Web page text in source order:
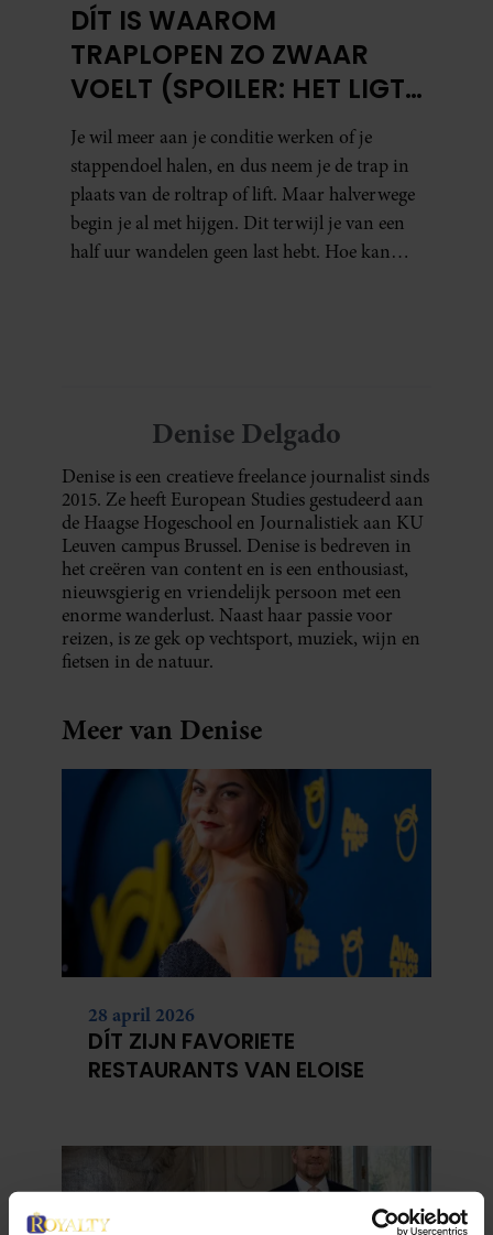
DÍT IS WAAROM
TRAPLOPEN ZO ZWAAR
VOELT (SPOILER: HET LIGT
NIET AAN JE CONDITIE)
Je wil meer aan je conditie werken of je
stappendoel halen, en dus neem je de trap in
plaats van de roltrap of lift. Maar halverwege
begin je al met hijgen. Dit terwijl je van een
half uur wandelen geen last hebt. Hoe kan
Denise Delgado
Denise is een creatieve freelance journalist sinds
2015. Ze heeft European Studies gestudeerd aan
de Haagse Hogeschool en Journalistiek aan KU
Leuven campus Brussel. Denise is bedreven in
het creëren van content en is een enthousiast,
nieuwsgierig en vriendelijk persoon met een
enorme wanderlust. Naast haar passie voor
reizen, is ze gek op vechtsport, muziek, wijn en
fietsen in de natuur.
Meer van Denise
28 april 2026
DÍT ZIJN FAVORIETE
RESTAURANTS VAN ELOISE